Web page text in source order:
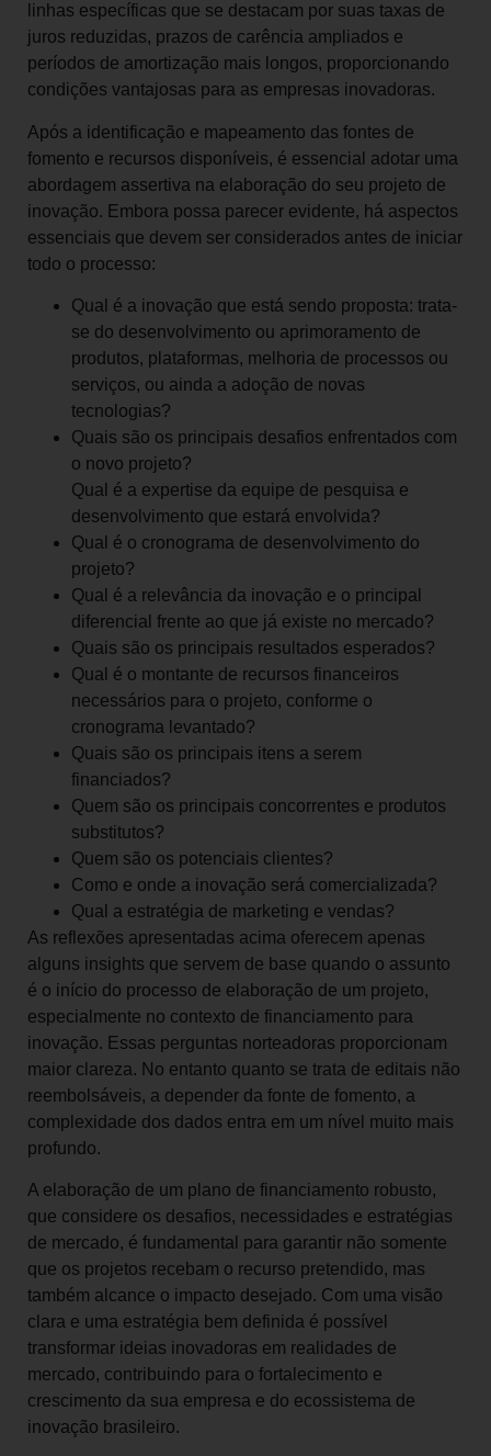
linhas específicas que se destacam por suas taxas de
juros reduzidas, prazos de carência ampliados e
períodos de amortização mais longos, proporcionando
condições vantajosas para as empresas inovadoras.
Após a identificação e mapeamento das fontes de
fomento e recursos disponíveis, é essencial adotar uma
abordagem assertiva na elaboração do seu projeto de
inovação. Embora possa parecer evidente, há aspectos
essenciais que devem ser considerados antes de iniciar
todo o processo:
Qual é a inovação que está sendo proposta: trata-
se do desenvolvimento ou aprimoramento de
produtos, plataformas, melhoria de processos ou
serviços, ou ainda a adoção de novas
tecnologias?
Quais são os principais desafios enfrentados com
o novo projeto?
Qual é a expertise da equipe de pesquisa e
desenvolvimento que estará envolvida?
Qual é o cronograma de desenvolvimento do
projeto?
Qual é a relevância da inovação e o principal
diferencial frente ao que já existe no mercado?
Quais são os principais resultados esperados?
Qual é o montante de recursos financeiros
necessários para o projeto, conforme o
cronograma levantado?
Quais são os principais itens a serem
financiados?
Quem são os principais concorrentes e produtos
substitutos?
Quem são os potenciais clientes?
Como e onde a inovação será comercializada?
Qual a estratégia de marketing e vendas?
As reflexões apresentadas acima oferecem apenas
alguns insights que servem de base quando o assunto
é o início do processo de elaboração de um projeto,
especialmente no contexto de financiamento para
inovação. Essas perguntas norteadoras proporcionam
maior clareza. No entanto quanto se trata de editais não
reembolsáveis, a depender da fonte de fomento, a
complexidade dos dados entra em um nível muito mais
profundo.
A elaboração de um plano de financiamento robusto,
que considere os desafios, necessidades e estratégias
de mercado, é fundamental para garantir não somente
que os projetos recebam o recurso pretendido, mas
também alcance o impacto desejado. Com uma visão
clara e uma estratégia bem definida é possível
transformar ideias inovadoras em realidades de
mercado, contribuindo para o fortalecimento e
crescimento da sua empresa e do ecossistema de
inovação brasileiro.